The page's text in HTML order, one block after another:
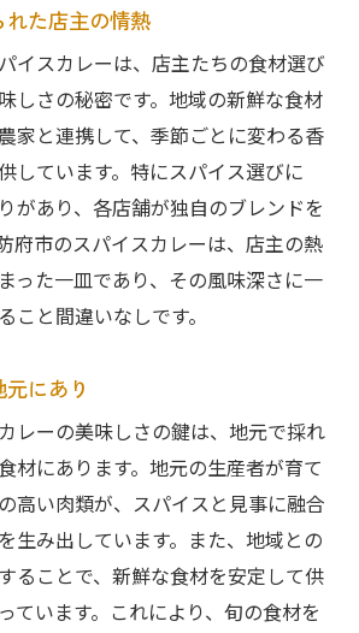
た店主の情熱
イスカレーは、店主たちの食材選び
しさの秘密です。地域の新鮮な食材
家と連携して、季節ごとに変わる香
しています。特にスパイス選びに
があり、各店舗が独自のブレンドを
府市のスパイスカレーは、店主の熱
った一皿であり、その風味深さに一
こと間違いなしです。
にあり
レーの美味しさの鍵は、地元で採れ
材にあります。地元の生産者が育て
高い肉類が、スパイスと見事に融合
生み出しています。また、地域との
ることで、新鮮な食材を安定して供
ています。これにより、旬の食材を